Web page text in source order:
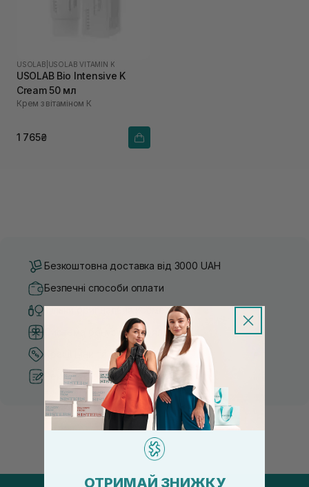
USOLAB USOLAB VITAMIN K
USOLAB Bio Intensive K
Cream 50 мл
Крем з вітаміном К
1 765₴
Безкоштовна доставка від 3000 UAH
Безпечні способи оплати
Тільки оригінальна косметика
Система бонусів та лояльності
Кращі ціни та топ товари
Рекомендації від косметологів
ОТРИМАЙ ЗНИЖКУ